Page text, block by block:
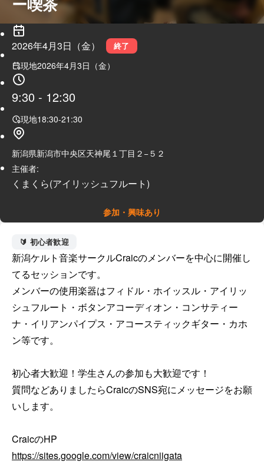
2026年4月3日（金） 終了
現地2026年4月3日（金）
9:30 - 12:30
現地18:30-21:30
新潟県新潟市中央区天神尾１丁目２−５２
主催者:
くまくら(アイリッシュフルート)
参加・興味あり
🔰 初心者歓迎
新潟ケルト音楽サークルCraicのメンバーを中心に開催し
てるセッションです。
メンバーの使用楽器はフィドル・ホイッスル・アイリッ
シュフルート・ボタンアコーディオン・コンサティー
ナ・イリアンパイプス・アコースティックギター・カホ
ン等です。
初心者大歓迎！学生さんの参加も大歓迎です！
質問などありましたらCraicのSNS宛にメッセージをお願
いします。
https://sites.google.com/view/craicniigata